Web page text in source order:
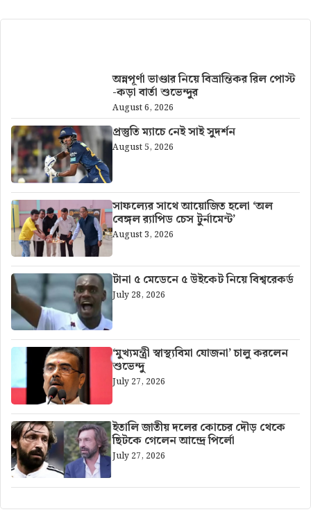
অন্নপূর্ণা ভাণ্ডার নিয়ে বিভ্রান্তিকর রিল পোস্ট
-কড়া বার্তা শুভেন্দুর
August 6, 2026
প্রস্তুতি ম্যাচে নেই সাই সুদর্শন
August 5, 2026
সাফল্যের সাথে আয়োজিত হলো ‘অল
বেঙ্গল র‍্যাপিড চেস টুর্নামেন্ট’
August 3, 2026
টানা ৫ মেডেনে ৫ উইকেট নিয়ে বিশ্বরেকর্ড
July 28, 2026
‘মুখ্যমন্ত্রী স্বাস্থ্যবিমা যোজনা’ চালু করলেন
শুভেন্দু
July 27, 2026
ইতালি জাতীয় দলের কোচের দৌড় থেকে
ছিটকে গেলেন আন্দ্রে পির্লো
July 27, 2026